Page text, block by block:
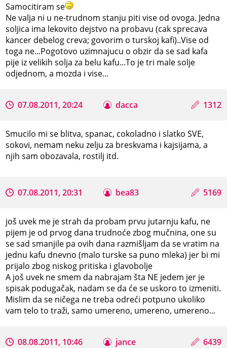
Samocitiram se
Ne valja ni u ne-trudnom stanju piti vise od ovoga. Jedna
soljica ima lekovito dejstvo na probavu (cak sprecava
kancer debelog creva; govorim o turskoj kafi)..Vise od
toga ne...Pogotovo uzimnajucu o obzir da se sad kafa
pije iz velikih solja za belu kafu...To je tri male solje
odjednom, a mozda i vise...
07.08.2011, 20:24 dacca 1312
Smucilo mi se blitva, spanac, cokoladno i slatko SVE,
sokovi, nemam neku zelju za breskvama i kajsijama, a
njih sam obozavala, rostilj itd.
07.08.2011, 20:31 bea83 5169
još uvek me je strah da probam prvu jutarnju kafu, ne
pijem je od prvog dana trudnoće zbog mučnina, one su
se sad smanjile pa ovih dana razmišljam da se vratim na
jednu kafu dnevno (malo turske sa puno mleka) jer bi mi
prijalo zbog niskog pritiska i glavobolje
A još uvek ne smem da nabrajam šta NE jedem jer je
spisak podugačak, nadam se da će se uskoro to izmeniti.
Mislim da se ničega ne treba odreći potpuno ukoliko
vam telo to traži, samo umereno, umereno, umereno...
08.08.2011, 10:46 jance 6439